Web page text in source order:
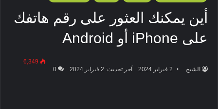
أين يمكنك العثور على رقم هاتفك
على iPhone أو Android
الشبح 2 فبراير 2024 آخر تحديث: 2 فبراير 2024 0
6,349